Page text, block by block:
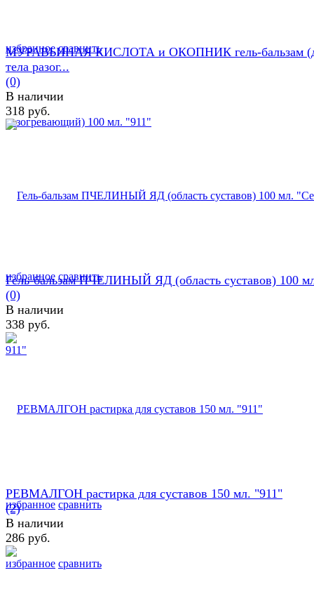
избранное сравнить
избранное сравнить
МУРАВЬИНАЯ КИСЛОТА и ОКОПНИК гель-бальзам
тела разог...
(0)
В наличии
318 руб.
избранное сравнить
Гель-бальзам ПЧЕЛИНЫЙ ЯД (область суставов) 100
(0)
В наличии
338 руб.
избранное сравнить
РЕВМАЛГОН растирка для суставов 150 мл. "911"
(2)
В наличии
286 руб.